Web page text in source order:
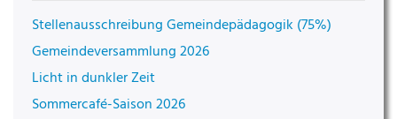
Stellenausschreibung Gemeindepädagogik (75%)
Gemeindeversammlung 2026
Licht in dunkler Zeit
Sommercafé-Saison 2026